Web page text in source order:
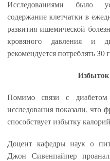
Исследованиями было
содержание клетчатки в
развития ишемической
кровяного давления и
рекомендуется потреблять 30
Помимо связи с
исследования показали, что
способствует избытку
Доцент кафедры наук о
Джон Сивенпайпер